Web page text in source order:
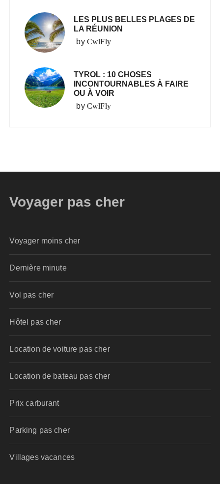
LES PLUS BELLES PLAGES DE
LA RÉUNION
by CwlFly
TYROL : 10 CHOSES
INCONTOURNABLES À FAIRE
OU À VOIR
by CwlFly
Voyager pas cher
Voyager moins cher
Dernière minute
Vol pas cher
Hôtel pas cher
Location de voiture pas cher
Location de bateau pas cher
Prix carburant
Parking pas cher
Villages vacances